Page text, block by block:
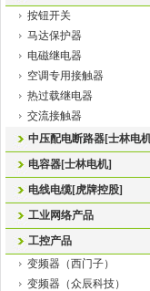
按钮开关
马达保护器
电磁继电器
空调专用接触器
热过载继电器
交流接触器
中压配电断路器[士林电
电容器[士林电机]
电线电缆[虎牌控股]
工业网络产品
工控产品
变频器（西门子）
变频器（众辰科技）